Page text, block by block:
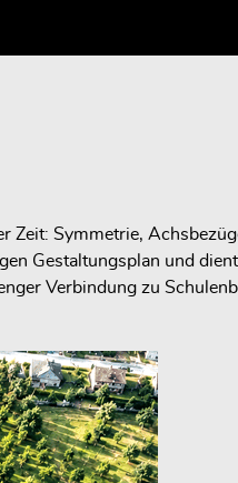
Zeit: Symmetrie,
Gestaltungsplan und
Verbindung zu